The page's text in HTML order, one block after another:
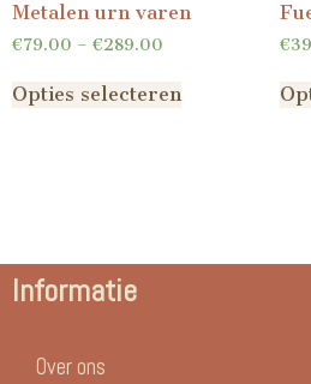
Metalen urn varen
€79.00 – €289.00
Opties selecteren
€
Informatie
Over ons